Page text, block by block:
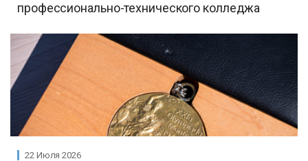
профессионально-технического колледжа
22 Июля 2026